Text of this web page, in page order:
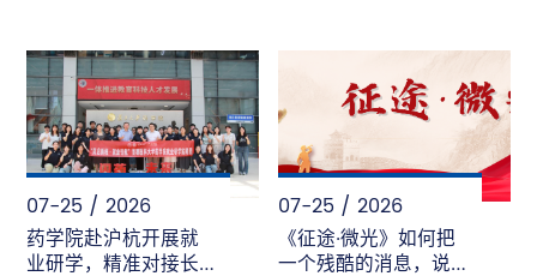
07-25 / 2026
药学院赴沪杭开展就
业研学，精准对接长
07-25 / 2026
《征途·微光》如何把
一个残酷的消息，说